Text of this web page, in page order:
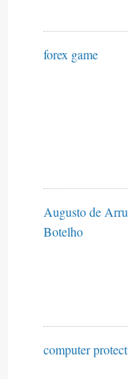
forex game
Augusto de
Botelho
computer